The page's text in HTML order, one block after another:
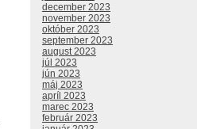
december 2023
november 2023
október 2023
september 2023
august 2023
júl 2023
jún 2023
máj 2023
apríl 2023
marec 2023
február 2023